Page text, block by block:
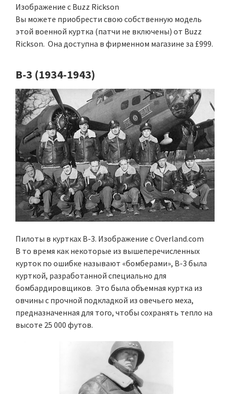
Изображение с Buzz Rickson
Вы можете приобрести свою собственную модель
этой военной куртка (патчи не включены) от Buzz
Rickson. Она доступна в фирменном магазине за £999.
B-3 (1934-1943)
Пилоты в куртках B-3. Изображение с Overland.com
В то время как некоторые из вышеперечисленных
курток по ошибке называют «бомберами», B-3 была
курткой, разработанной специально для
бомбардировщиков. Это была объемная куртка из
овчины с прочной подкладкой из овечьего меха,
предназначенная для того, чтобы сохранять тепло на
высоте 25 000 футов.